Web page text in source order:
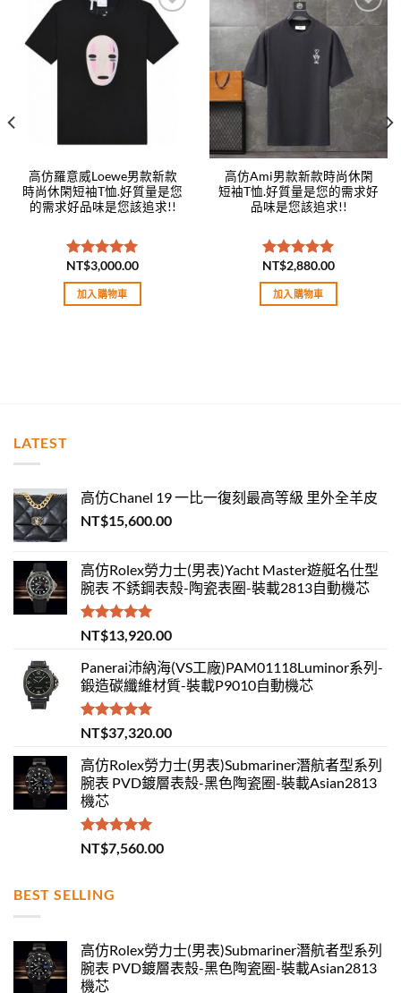
Add to
wishlist
高仿羅意威Loewe男款新款
時尚休閑短袖T恤.好質量是您
的需求好品味是您該追求!!
評分5.00
滿分 5
NT$3,000.00
加入購物車
Add to
高仿Ami男款新款時尚休閑
短袖T恤.好質量是您的需求好
品味是您該追求!!
評分5.00
滿分 5
NT$2,880.00
加入購物車
LATEST
高仿Chanel 19 一比一復刻最高等級 里外全羊皮
NT$15,600.00
高仿Rolex勞力士(男表)Yacht Master遊艇名仕型
腕表 不銹鋼表殼-陶瓷表圈-裝載2813自動機芯
評分5.00
滿分 5
NT$13,920.00
Panerai沛納海(VS工廠)PAM01118Luminor系列-
鍛造碳纖維材質-裝載P9010自動機芯
評分5.00
滿分 5
NT$37,320.00
高仿Rolex勞力士(男表)Submariner潛航者型系列
腕表 PVD鍍層表殼-黑色陶瓷圈-裝載Asian2813
機芯
評分 5.00
滿分 5
NT$7,560.00
BEST SELLING
高仿Rolex勞力士(男表)Submariner潛航者型系列
腕表 PVD鍍層表殼-黑色陶瓷圈-裝載Asian2813
機芯